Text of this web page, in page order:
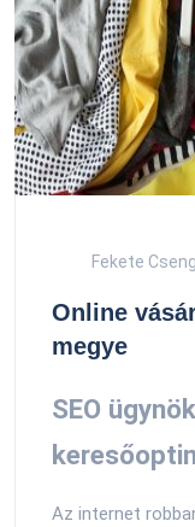
Fekete
Online
megye
SEO
Az internet